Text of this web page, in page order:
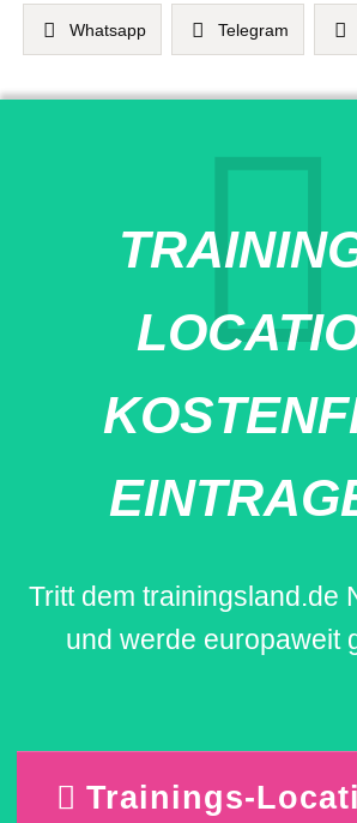
Whatsapp Telegram
Tritt dem trainingsland.de
und werde europaweit
Trainings-